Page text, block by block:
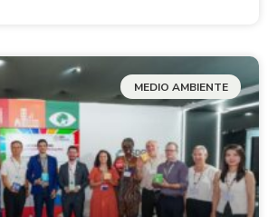
MEDIO AMBIENTE